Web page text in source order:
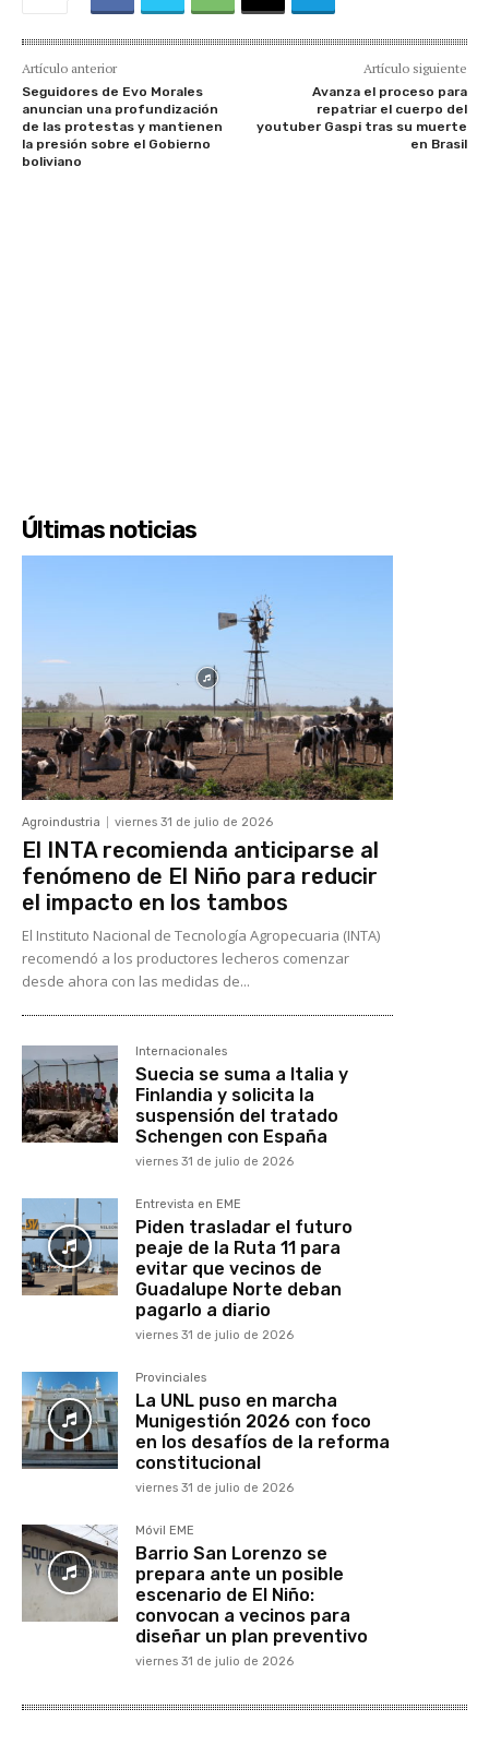
Artículo anterior
Seguidores de Evo Morales
anuncian una profundización
de las protestas y mantienen
la presión sobre el Gobierno
boliviano
Artículo siguiente
Avanza el proceso para
repatriar el cuerpo del
youtuber Gaspi tras su muerte
en Brasil
Últimas noticias
Agroindustria viernes 31 de julio de 2026
El INTA recomienda anticiparse al
fenómeno de El Niño para reducir
el impacto en los tambos
El Instituto Nacional de Tecnología Agropecuaria (INTA)
recomendó a los productores lecheros comenzar
desde ahora con las medidas de...
Internacionales
Suecia se suma a Italia y
Finlandia y solicita la
suspensión del tratado
Schengen con España
viernes 31 de julio de 2026
Entrevista en EME
Piden trasladar el futuro
peaje de la Ruta 11 para
evitar que vecinos de
Guadalupe Norte deban
pagarlo a diario
viernes 31 de julio de 2026
Provinciales
La UNL puso en marcha
Munigestión 2026 con foco
en los desafíos de la reforma
constitucional
viernes 31 de julio de 2026
Móvil EME
Barrio San Lorenzo se
prepara ante un posible
escenario de El Niño:
convocan a vecinos para
diseñar un plan preventivo
viernes 31 de julio de 2026